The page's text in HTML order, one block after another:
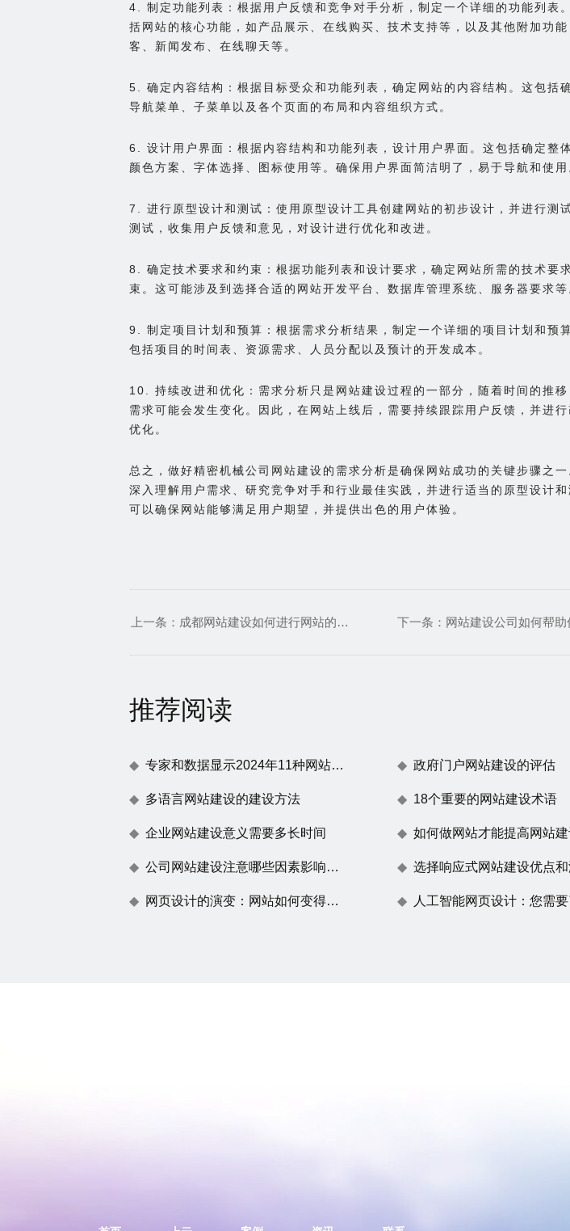
4. 制定功能列表：根据用户反馈和竞争对手分析，制定一个详细的功能列表
括网站的核心功能，如产品展示、在线购买、技术支持等，以及其他附加功能
客、新闻发布、在线聊天等。
5. 确定内容结构：根据目标受众和功能列表，确定网站的内容结构。这包括
导航菜单、子菜单以及各个页面的布局和内容组织方式。
6. 设计用户界面：根据内容结构和功能列表，设计用户界面。这包括确定整体
颜色方案、字体选择、图标使用等。确保用户界面简洁明了，易于导航和使用
7. 进行原型设计和测试：使用原型设计工具创建网站的初步设计，并进行测
测试，收集用户反馈和意见，对设计进行优化和改进。
8. 确定技术要求和约束：根据功能列表和设计要求，确定网站所需的技术要
束。这可能涉及到选择合适的网站开发平台、数据库管理系统、服务器要求等
9. 制定项目计划和预算：根据需求分析结果，制定一个详细的项目计划和预
包括项目的时间表、资源需求、人员分配以及预计的开发成本。
10. 持续改进和优化：需求分析只是网站建设过程的一部分，随着时间的推移
需求可能会发生变化。因此，在网站上线后，需要持续跟踪用户反馈，并进行
优化。
总之，做好精密机械公司网站建设的需求分析是确保网站成功的关键步骤之一
深入理解用户需求、研究竞争对手和行业最佳实践，并进行适当的原型设计和
可以确保网站能够满足用户期望，并提供出色的用户体验。
上一条： 成都网站建设如何进行网站的数据库设计与开发 下一条：
推荐阅读
专家和数据显示2024年11种网站建设趋势 政府门户网站建设的评估
多语言网站建设的建设方法 18个重要的网站建设术语
企业网站建设意义需要多长时间
公司网站建设注意哪些因素影响百度蜘蛛抓取
网页设计的演变：网站如何变得不仅仅是一张漂亮的脸蛋